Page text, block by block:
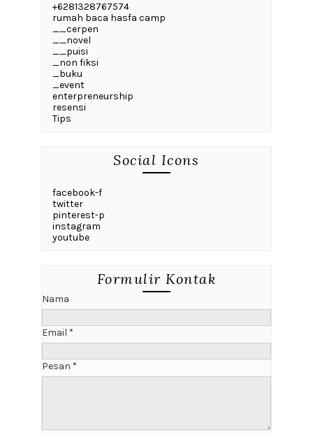
+6281328767574
rumah baca hasfa camp
__cerpen
__novel
__puisi
_non fiksi
_buku
_event
enterpreneurship
resensi
Tips
Social Icons
facebook-f
twitter
pinterest-p
instagram
youtube
Formulir Kontak
Nama
Email *
Pesan *